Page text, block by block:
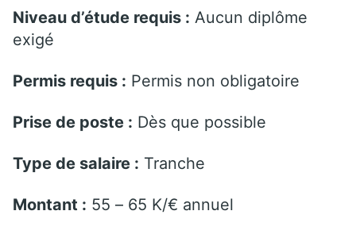
Niveau d’étude requis : Aucun diplôme
exigé
Permis requis : Permis non obligatoire
Prise de poste : Dès que possible
Type de salaire : Tranche
Montant : 55 – 65 K/€ annuel